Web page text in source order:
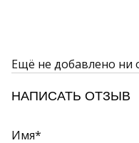
Ещё не добавлено ни
НАПИСАТЬ ОТЗЫВ
Имя*